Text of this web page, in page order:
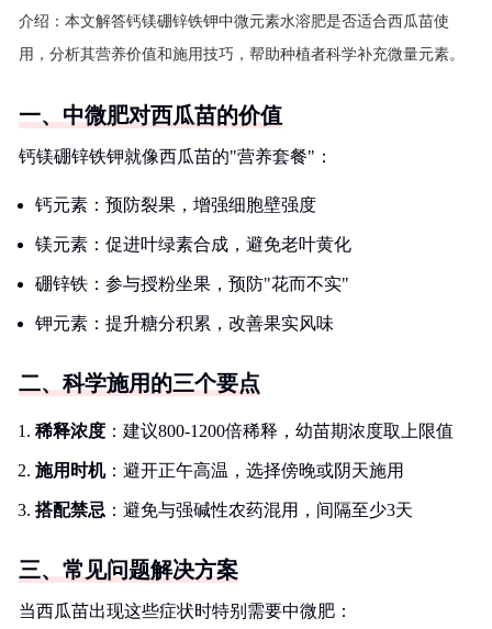
介绍： 本文解答钙镁硼锌铁钾中微元素水溶肥是否适合西瓜苗使
用，分析其营养价值和施用技巧，帮助种植者科学补充微量元素。
一、中微肥对西瓜苗的价值
钙镁硼锌铁钾就像西瓜苗的"营养套餐"：
钙元素：预防裂果，增强细胞壁强度
镁元素：促进叶绿素合成，避免老叶黄化
硼锌铁：参与授粉坐果，预防"花而不实"
钾元素：提升糖分积累，改善果实风味
二、科学施用的三个要点
稀释浓度 ：建议800-1200倍稀释，幼苗期浓度取上限值
施用时机：避开正午高温，选择傍晚或阴天施用
搭配禁忌 ：避免与强碱性农药混用，间隔至少3天
三、常见问题解决方案
当西瓜苗出现这些症状时特别需要中微肥：